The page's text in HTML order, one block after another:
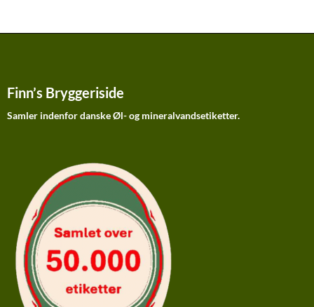
Finn’s Bryggeriside
Samler indenfor danske Øl- og mineralvandsetiketter.